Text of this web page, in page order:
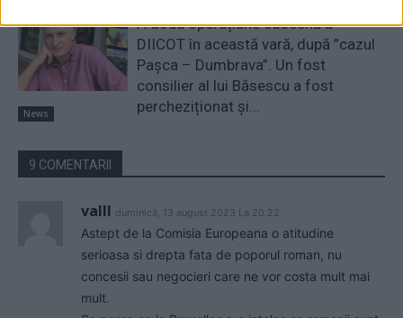
News
A doua operațiune obscenă a
DIICOT în această vară, după ”cazul
Pașca – Dumbrava”. Un fost
consilier al lui Băsescu a fost
percheziționat și...
9 COMENTARII
valll duminică, 13 august 2023 La 20.22
Astept de la Comisia Europeana o atitudine
serioasa si drepta fata de poporul roman, nu
concesii sau negocieri care ne vor costa mult mai
mult.